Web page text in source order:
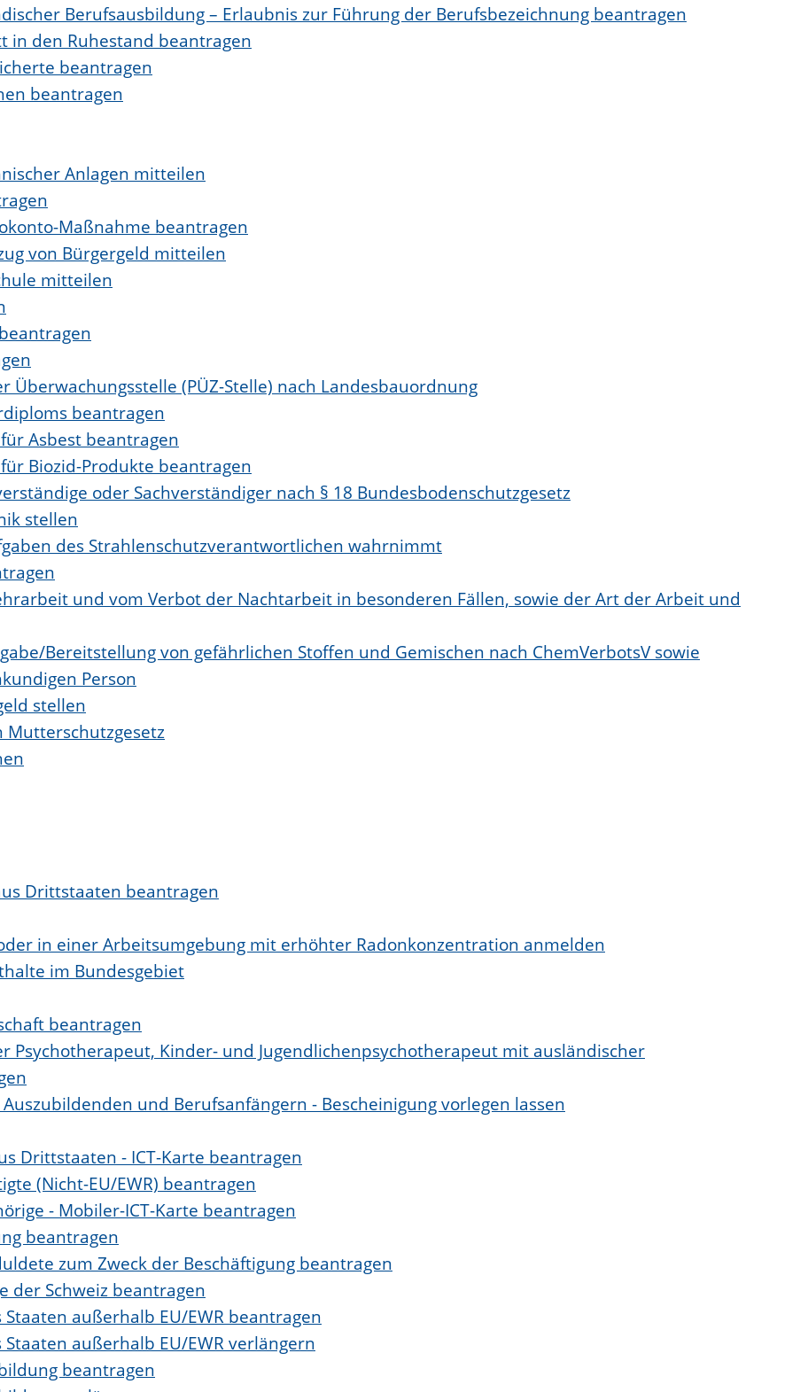
Berufsausbildung – Erlaubnis zur Führung der Berufsbezeichnung beantragen
in den Ruhestand beantragen
beantragen
beantragen
Anlagen mitteilen
Maßnahme beantragen
von Bürgergeld mitteilen
mitteilen
Überwachungsstelle (PÜZ-Stelle) nach Landesbauordnung
beantragen
Asbest beantragen
Biozid-Produkte beantragen
oder Sachverständiger nach § 18 Bundesbodenschutzgesetz
stellen
des Strahlenschutzverantwortlichen wahrnimmt
und vom Verbot der Nachtarbeit in besonderen Fällen, sowie der Art der Arbeit und
Bereitstellung von gefährlichen Stoffen und Gemischen nach ChemVerbotsV sowie
Person
stellen
Mutterschutzgesetz
Drittstaaten beantragen
in einer Arbeitsumgebung mit erhöhter Radonkonzentration anmelden
im Bundesgebiet
beantragen
Psychotherapeut, Kinder- und Jugendlichenpsychotherapeut mit ausländischer
und Berufsanfängern - Bescheinigung vorlegen lassen
Drittstaaten - ICT-Karte beantragen
(Nicht-EU/EWR) beantragen
- Mobiler-ICT-Karte beantragen
beantragen
zum Zweck der Beschäftigung beantragen
der Schweiz beantragen
außerhalb EU/EWR beantragen
außerhalb EU/EWR verlängern
beantragen